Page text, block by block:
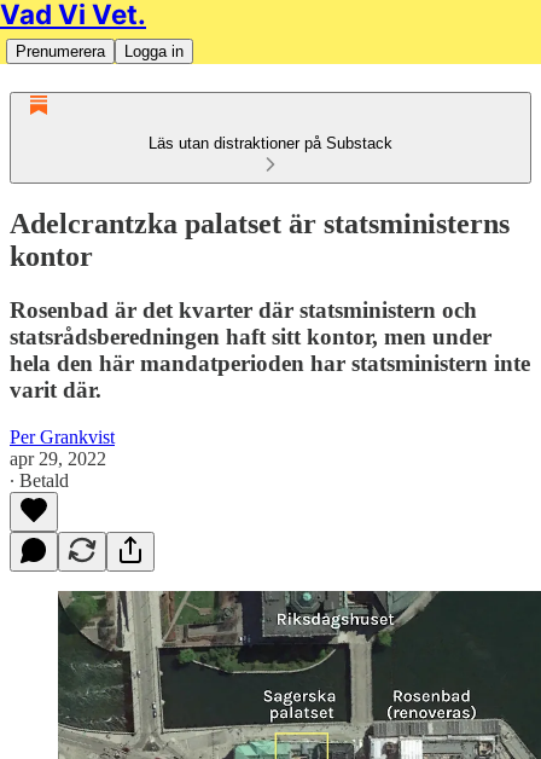
Vad Vi Vet.
Prenumerera Logga in
Läs utan distraktioner på Substack
Adelcrantzka palatset är statsministerns
kontor
Rosenbad är det kvarter där statsministern och
statsrådsberedningen haft sitt kontor, men under
hela den här mandatperioden har statsministern inte
varit där.
Per Grankvist
apr 29, 2022
∙ Betald